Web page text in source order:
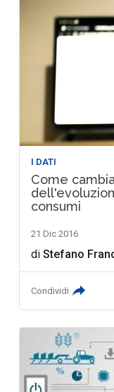
I DATI
Come
consumi
21 Dic 2016
diStefano
Condividi